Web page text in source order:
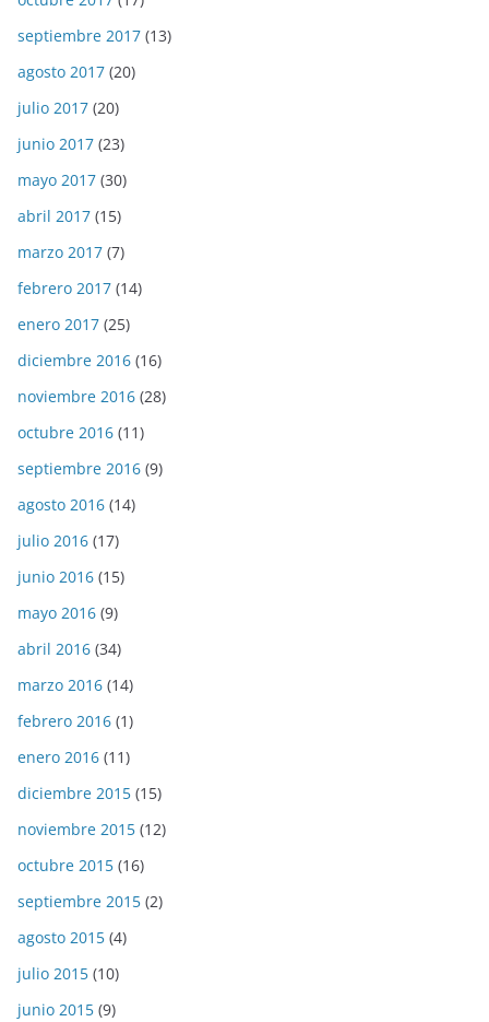
septiembre 2017 (13)
agosto 2017 (20)
julio 2017 (20)
junio 2017 (23)
mayo 2017 (30)
abril 2017 (15)
marzo 2017 (7)
febrero 2017 (14)
enero 2017 (25)
diciembre 2016 (16)
noviembre 2016 (28)
octubre 2016 (11)
septiembre 2016 (9)
agosto 2016 (14)
julio 2016 (17)
junio 2016 (15)
mayo 2016 (9)
abril 2016 (34)
marzo 2016 (14)
febrero 2016 (1)
enero 2016 (11)
diciembre 2015 (15)
noviembre 2015 (12)
octubre 2015 (16)
septiembre 2015 (2)
agosto 2015 (4)
julio 2015 (10)
junio 2015 (9)